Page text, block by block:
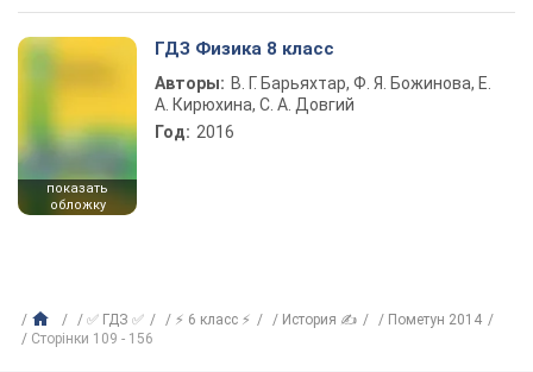
показать
обложку
ГДЗ Физика 8 класс
Авторы: В. Г. Барьяхтар, Ф. Я. Божинова, Е.
А. Кирюхина, С. А. Довгий
Год: 2016
✅ ГДЗ ✅ ⚡ 6 класс ⚡ История ✍
Пометун 2014
Сторінки 109 - 156